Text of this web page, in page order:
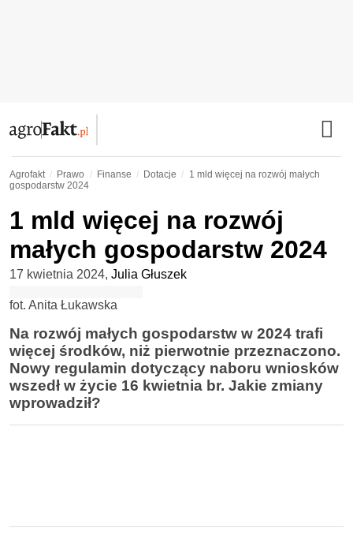
Agrofakt Prawo Finanse Dotacje
1 mld więcej na rozwój małych
gospodarstw 2024
1 mld więcej na rozwój
małych gospodarstw 2024
17 kwietnia 2024, Julia Głuszek
fot. Anita Łukawska
Na rozwój małych gospodarstw w 2024 trafi
więcej środków, niż pierwotnie przeznaczono.
Nowy regulamin dotyczący naboru wniosków
wszedł w życie 16 kwietnia br. Jakie zmiany
wprowadził?